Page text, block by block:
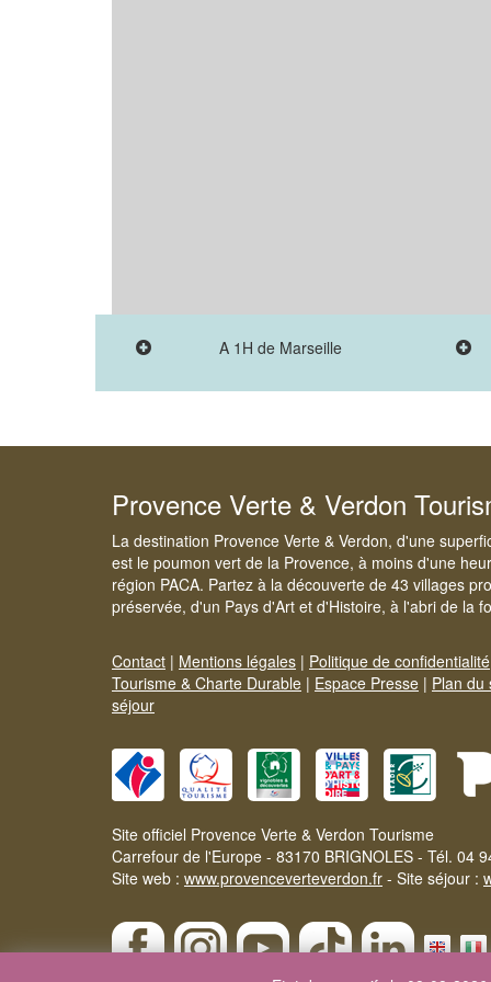
A 1H de Marseille
Provence Verte & Verdon
La destination Provence Verte & Verdon, d'une
est le poumon vert de la Provence, à moins d'une
région PACA. Partez à la découverte de 43 villages
préservée, d'un Pays d'Art et d'Histoire, à l'abri de la
Contact | Mentions légales | Politique de confidentialité
Tourisme & Charte Durable | Espace Presse | Plan du
séjour
Site officiel Provence Verte & Verdon Tourisme
Carrefour de l'Europe - 83170 BRIGNOLES - Tél. 04
Site web : www.provenceverteverdon.fr - Site séjour :